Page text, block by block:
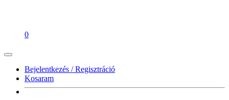
0
Bejelentkezés / Regisztráció
Kosaram